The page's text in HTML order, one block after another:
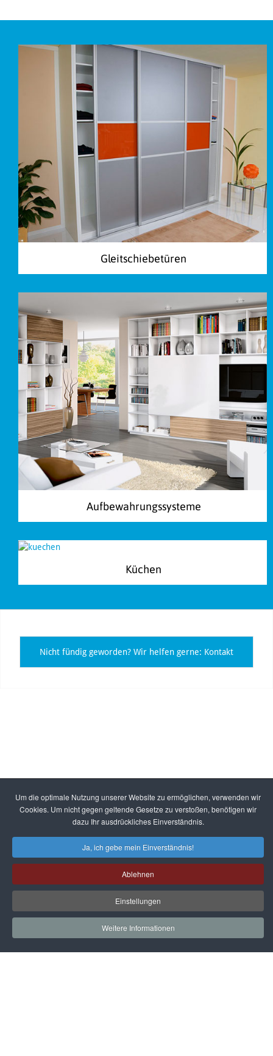
Gleitschiebetüren
Aufbewahrungssysteme
Küchen
Nicht fündig geworden? Wir helfen gerne: Kontakt
Um die optimale Nutzung unserer Website zu ermöglichen, verwenden wir
Cookies. Um nicht gegen geltende Gesetze zu verstoßen, benötigen wir
dazu Ihr ausdrückliches Einverständnis.
Ja, ich gebe mein Einverständnis!
Ablehnen
Einstellungen
Weitere Informationen